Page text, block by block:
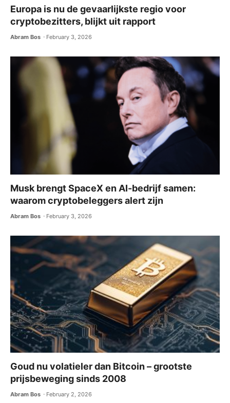
Europa is nu de gevaarlijkste regio voor
cryptobezitters, blijkt uit rapport
Abram Bos February 3, 2026
Musk brengt SpaceX en AI-bedrijf samen:
waarom cryptobeleggers alert zijn
Abram Bos February 3, 2026
Goud nu volatieler dan Bitcoin – grootste
prijsbeweging sinds 2008
Abram Bos February 2, 2026